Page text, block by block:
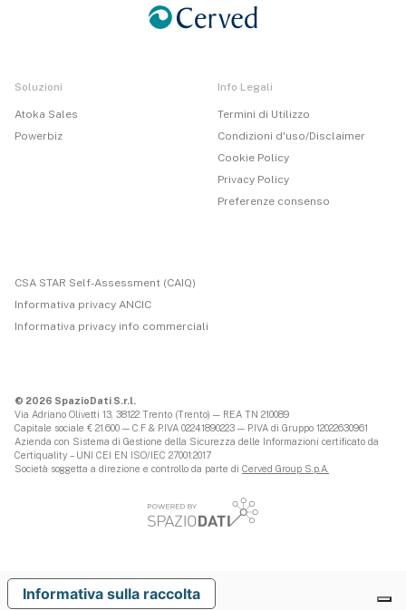
Soluzioni
Atoka Sales
Powerbiz
Info Legali
Termini di Utilizzo
Condizioni d'uso/Disclaimer
Cookie Policy
Privacy Policy
Preferenze consenso
CSA STAR Self-Assessment (CAIQ)
Informativa privacy ANCIC
Informativa privacy info commerciali
© 2026 SpazioDati S.r.l.
Via Adriano Olivetti 13, 38122 Trento (Trento) — REA TN 210089
Capitale sociale € 21.600 — C.F & P.IVA 02241890223 — P.IVA di Gruppo 12022630961
Azienda con Sistema di Gestione della Sicurezza delle Informazioni certificato da
Certiquality – UNI CEI EN ISO/IEC 27001:2017
Società soggetta a direzione e controllo da parte di Cerved Group S.p.A.
Informativa sulla raccolta